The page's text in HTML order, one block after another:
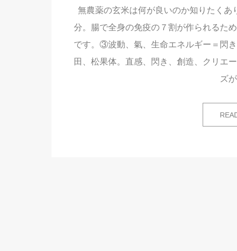
無農薬の玄米は何が良いのか知りたく
分。腸で全身の免疫の７割が作られるた
です。③波動、氣、生命エネルギー＝閃
田、松果体。直感、閃き、創造、クリエ
ズ